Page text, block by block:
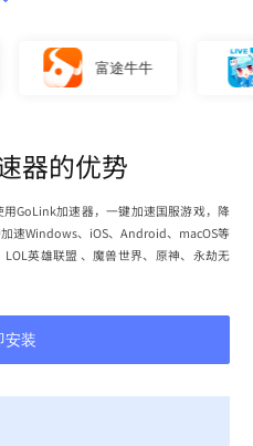
富途牛牛
器的优势
GoLink加速器，一键加速国服游戏，降
速Windows、iOS、Android、macOS等
英雄联盟 、魔兽世界、原神、永劫无
安装